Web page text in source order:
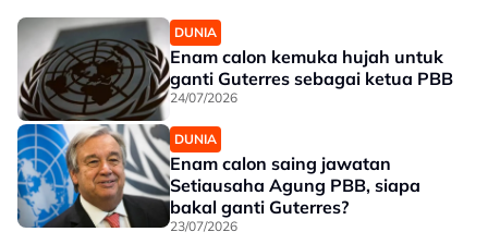
DUNIA
Enam calon kemuka hujah untuk
ganti Guterres sebagai ketua PBB
24/07/2026
DUNIA
Enam calon saing jawatan
Setiausaha Agung PBB, siapa
bakal ganti Guterres?
23/07/2026